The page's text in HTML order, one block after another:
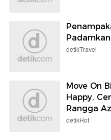
detikTravel
Move On
Happy,
Rangga
detikHot